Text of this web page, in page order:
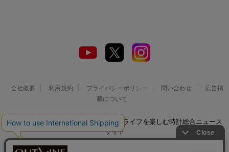
会社概要 利用規約 プライバシーポリシー 問い合わせ
広告掲
載について
© 2026 Watch LIFE NEWS｜ウオッチライフを楽しむ時計総合ニュース
サイト